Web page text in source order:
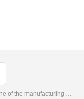
Development, design, production and sales in one of the manufacturing enterprises